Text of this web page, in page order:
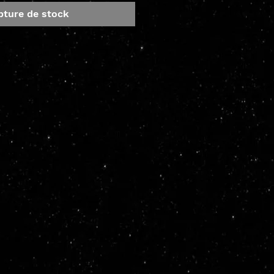
de stock